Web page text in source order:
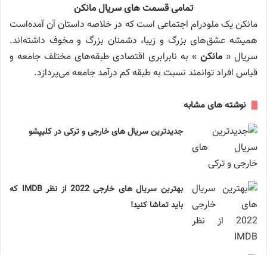
تمامی قسمت های سریال مانکن
مانکن یک ملودرام اجتماعی است که در خلاصه داستان آن آمده‌است
همیشه عشق‌های بزرگ و زیبا، دشمنان بزرگ و مخوف داشته‌اند.
سریال « مانکن » به نابرابری اقتصادی طبقه‌های مختلف جامعه و
قیاس افراد توانمند نسبت به طبقه کم درآمد جامعه می‌پردازد.
نوشته های مشابه
جدیدترین سریال های خارجی و ترکی در کلیپشو
بهترین سریال های خارجی 2022 از نظر IMDB که
باید تماشا کنید!